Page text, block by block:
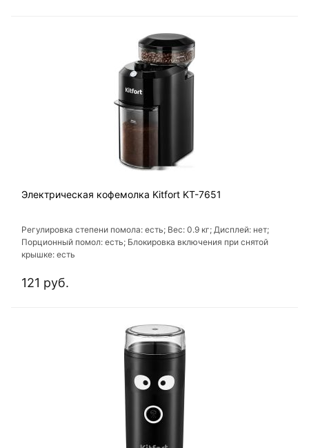
Электрическая кофемолка Kitfort KT-7651
Регулировка степени помола: есть; Вес: 0.9 кг; Дисплей: нет;
Порционный помол: есть; Блокировка включения при снятой
крышке: есть
121 руб.